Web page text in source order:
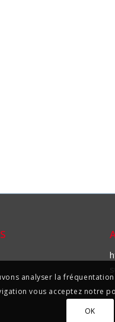
analyser la
vous acceptez notre
OK